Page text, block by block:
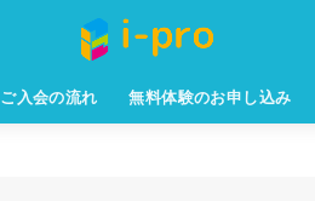
ご入会の流れ 無料体験のお申し込み